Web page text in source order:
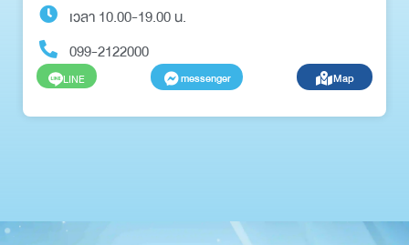
เวลา 10.00-19.00 น.
099-2122000
LINE messenger Map